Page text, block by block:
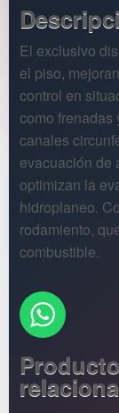
El exclusivo
el piso,
control en
como frenadas
canales
evacuación de
optimizan la
hidroplaneo.
rodamiento,
combustible.